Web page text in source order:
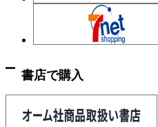
書店で購入